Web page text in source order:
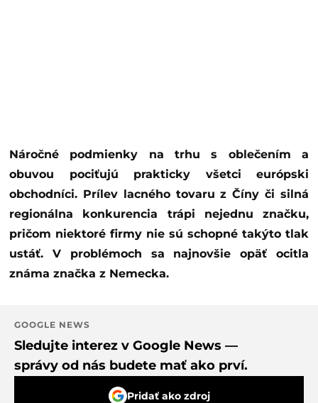
Náročné podmienky na trhu s oblečením a
obuvou pociťujú prakticky všetci európski
obchodníci. Prílev lacného tovaru z Číny či silná
regionálna konkurencia trápi nejednu značku,
pričom niektoré firmy nie sú schopné takýto tlak
ustáť. V problémoch sa najnovšie opäť ocitla
známa značka z Nemecka.
GOOGLE NEWS
Sledujte interez v Google News —
správy od nás budete mať ako prví.
Pridať ako zdroj